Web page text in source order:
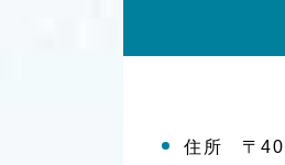
住所 〒